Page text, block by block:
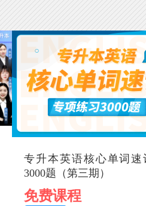
专升本英语核心单词速
3000题（第三期）
免费课程